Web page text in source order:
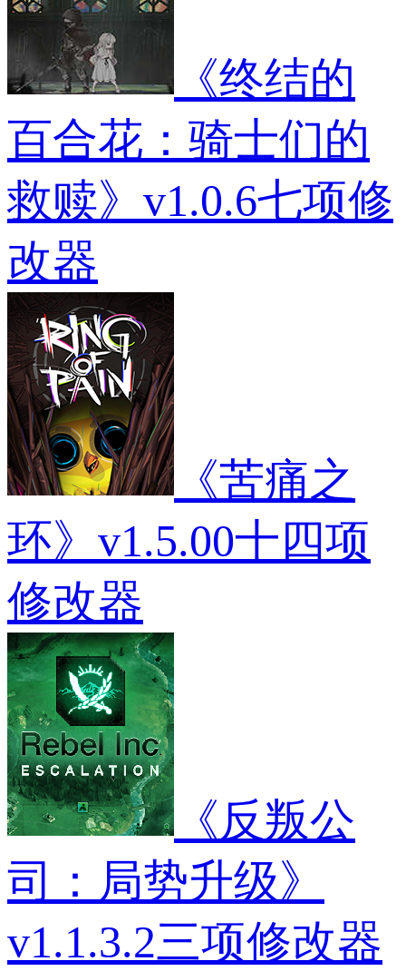
《终结的
百合花：骑士们的
救赎》v1.0.6七项修
改器
《苦痛之
环》v1.5.00十四项
修改器
《反叛公
司：局势升级》
v1.1.3.2三项修改器